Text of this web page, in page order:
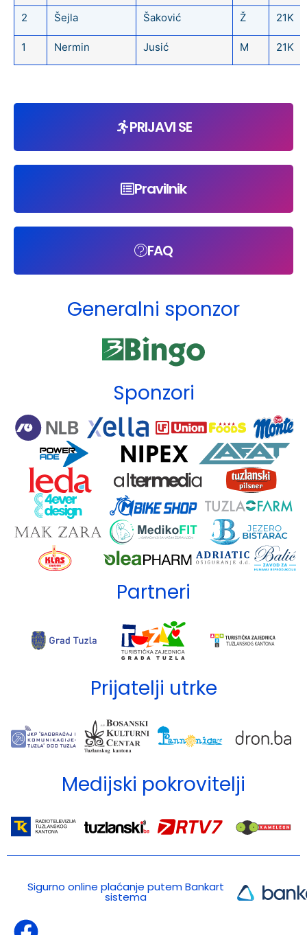
2 Šejla Šaković Ž 21K
1 Nermin Jusić M 21K
PRIJAVI SE
Pravilnik
FAQ
Generalni sponzor
Sponzori
Partneri
Prijatelji utrke
Medijski pokrovitelji
Sigurno online plaćanje putem Bankart
sistema